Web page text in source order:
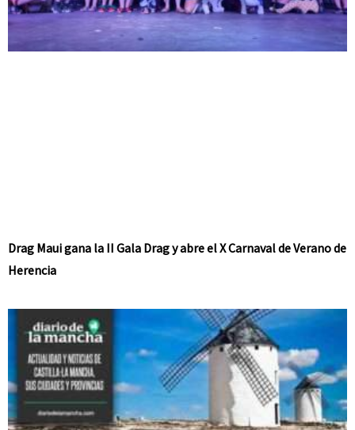
Drag Maui gana la II Gala Drag y abre el X Carnaval de Verano de
Herencia